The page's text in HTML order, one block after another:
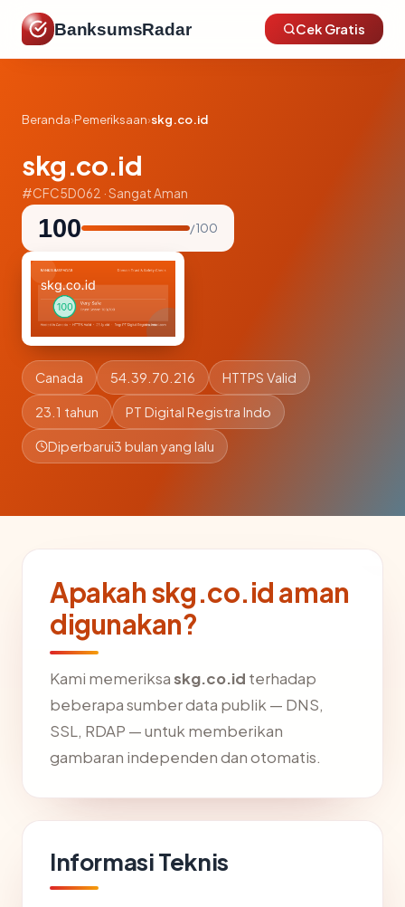
BanksumsRadar Cek Gratis
Beranda›Pemeriksaan›skg.co.id
skg.co.id
#CFC5D062 · Sangat Aman
100 / 100
Canada 54.39.70.216 HTTPS Valid
23.1 tahun PT Digital Registra Indo
Diperbarui3 bulan yang lalu
Apakah skg.co.id aman
digunakan?
Kami memeriksaskg.co.id terhadap
beberapa sumber data publik — DNS,
SSL, RDAP — untuk memberikan
gambaran independen dan otomatis.
Informasi Teknis